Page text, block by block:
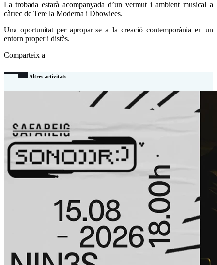
La trobada estarà acompanyada d’un vermut i ambient musical a
càrrec de Tere la Moderna i Dbowiees.
Una oportunitat per apropar-se a la creació contemporània en un
entorn proper i distès.
Comparteix a
Altres activitats